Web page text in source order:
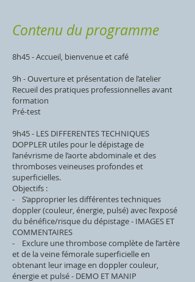
Contenu du programme
8h45 - Accueil, bienvenue et café
9h - Ouverture et présentation de l’atelier
Recueil des pratiques professionnelles avant
formation
Pré-test
9h45 - LES DIFFERENTES TECHNIQUES
DOPPLER utiles pour le dépistage de
l’anévrisme de l’aorte abdominale et des
thromboses veineuses profondes et
superficielles.
Objectifs :
- S’approprier les différentes techniques
doppler (couleur, énergie, pulsé) avec l’exposé
du bénéfice/risque du dépistage - IMAGES ET
COMMENTAIRES
- Exclure une thrombose complète de l’artère
et de la veine fémorale superficielle en
obtenant leur image en doppler couleur,
énergie et pulsé - DEMO ET MANIP